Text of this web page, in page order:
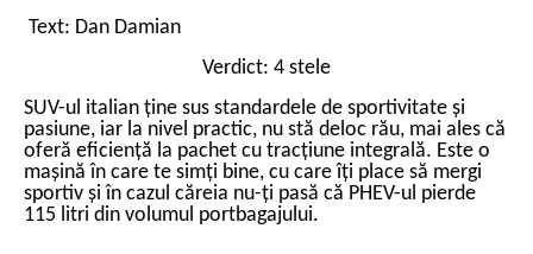
Text: Dan Damian
Verdict: 4 stele
SUV-ul italian ține sus standardele de sportivitate și
pasiune, iar la nivel practic, nu stă deloc rău, mai ales că
oferă eficiență la pachet cu tracțiune integrală. Este o
mașină în care te simți bine, cu care îți place să mergi
sportiv și în cazul căreia nu-ți pasă că PHEV-ul pierde
115 litri din volumul portbagajului.